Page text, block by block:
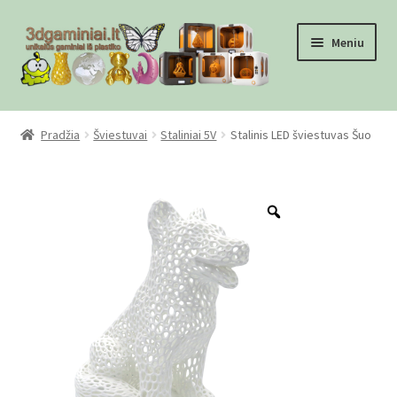
Pereiti
prie
meniu
Pereiti
prie
turinio
Meniu
Pradžia
Gamyba pagal užsakymą
Mūsų partneriai
Pirkimo-pardavimo taisyklės
Privatumo politika
Pradžia Šviestuvai Staliniai 5V Stalinis LED šviestuvas Šuo